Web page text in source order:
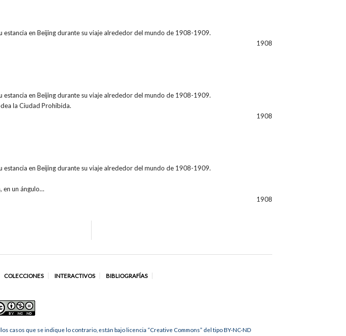
en Beijing durante su viaje alrededor del mundo de 1908-1909.
1908
en Beijing durante su viaje alrededor del mundo de 1908-1909.
la Ciudad Prohibida.
1908
en Beijing durante su viaje alrededor del mundo de 1908-1909.
en un ángulo…
1908
COLECCIONES INTERACTIVOS BIBLIOGRAFÍAS
casos que se indique lo contrario, están bajo licencia “Creative Commons” del tipo BY-NC-ND